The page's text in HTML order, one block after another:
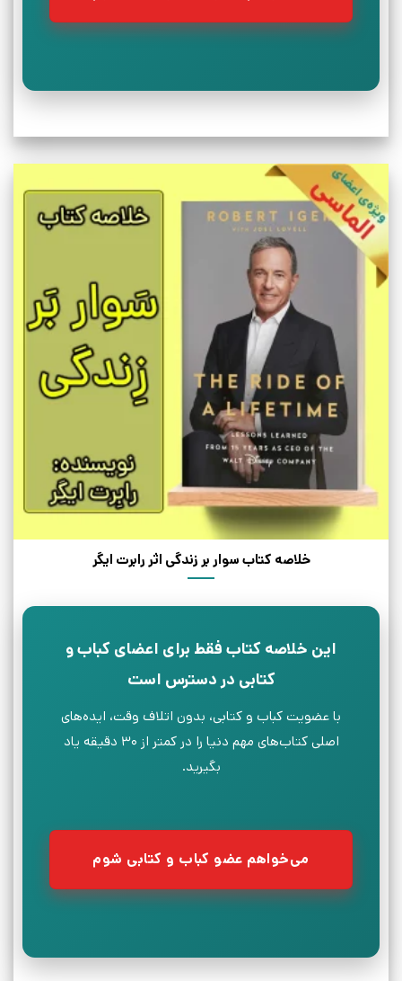
خلاصه کتاب سوار بر زندگی اثر رابرت ایگر
این خلاصه کتاب فقط برای اعضای کباب و
کتابی در دسترس است
با عضویت کباب و کتابی، بدون اتلاف وقت، ایده‌های
اصلی کتاب‌های مهم دنیا را در کمتر از ۳۰ دقیقه یاد
بگیرید.
می‌خواهم عضو کباب و کتابی شوم